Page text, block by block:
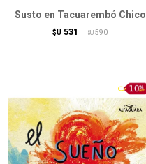
Susto en Tacuarembó Chico
$U 531 $U 590